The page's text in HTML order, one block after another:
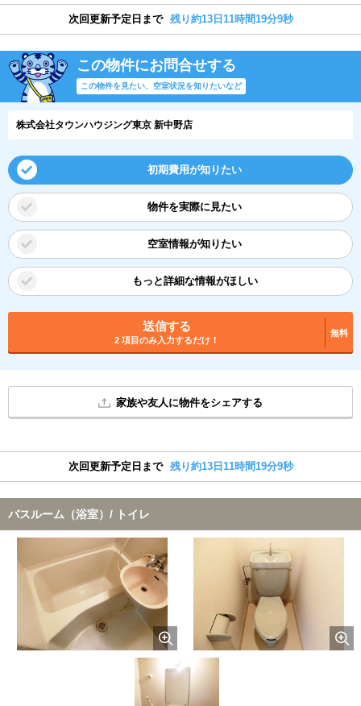
次回更新予定日まで 残り約13日11時間19分8秒
この物件にお問合せする
この物件を見たい、空室状況を知りたいなど
株式会社タウンハウジング東京 新中野店
初期費用が知りたい
物件を実際に見たい
空室情報が知りたい
もっと詳細な情報がほしい
送信する
2 項目のみ入力するだけ！
無料
家族や友人に物件をシェアする
次回更新予定日まで 残り約13日11時間19分8秒
バスルーム（浴室）/ トイレ